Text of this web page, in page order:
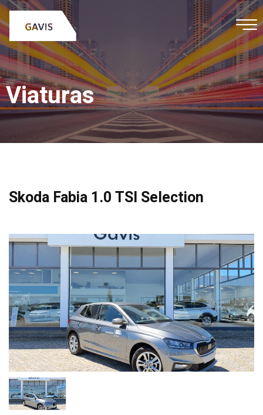
Viaturas
Skoda Fabia 1.0 TSI Selection